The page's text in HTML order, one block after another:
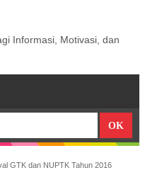
Informasi, Motivasi, dan
GTK dan NUPTK Tahun 2016